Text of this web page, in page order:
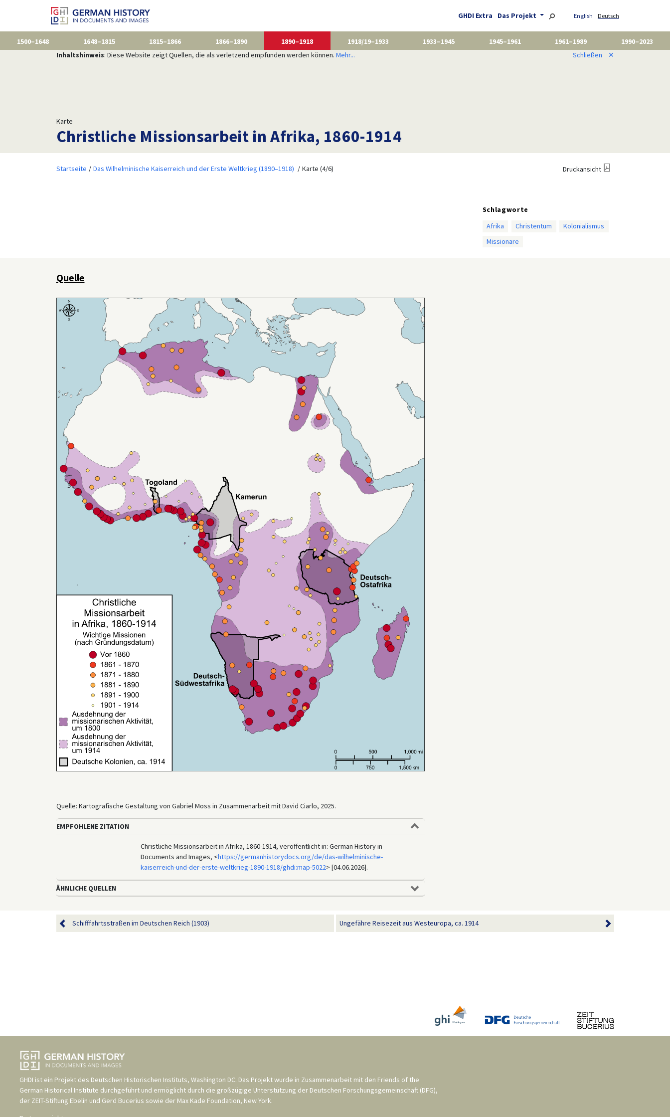
GHDI Extra Das Projekt English Deutsch
1500–1648 1648–1815 1815–1866 1866–1890 1890–1918 1918/19–1933 1933–1945 1945–1961 1961–1989
1990–2023
Inhaltshinweis: Diese Website zeigt Quellen, die als verletzend empfunden werden können. Mehr... Schließen ✕
Karte
Christliche Missionsarbeit in Afrika, 1860-1914
Startseite Das Wilhelminische Kaiserreich und der Erste Weltkrieg (1890–1918) Karte (4/6) Druckansicht
Schlagworte
Afrika
Christentum
Kolonialismus
Missionare
Quelle
Quelle: Kartografische Gestaltung von Gabriel Moss in Zusammenarbeit mit David Ciarlo, 2025.
EMPFOHLENE ZITATION
Christliche Missionsarbeit in Afrika, 1860-1914, veröffentlicht in: German History in
Documents and Images, <https://germanhistorydocs.org/de/das-wilhelminische-
kaiserreich-und-der-erste-weltkrieg-1890-1918/ghdi:map-5022> [04.06.2026].
ÄHNLICHE QUELLEN
Schifffahrtsstraßen im Deutschen Reich (1903) Ungefähre Reisezeit aus Westeuropa, ca. 1914
GHDI ist ein Projekt des Deutschen Historischen Instituts, Washington DC. Das Projekt wurde in Zusammenarbeit mit den Friends of the
German Historical Institute durchgeführt und ermöglicht durch die großzügige Unterstützung der Deutschen Forschungsgemeinschaft (DFG),
der ZEIT-Stiftung Ebelin und Gerd Bucerius sowie der Max Kade Foundation, New York.